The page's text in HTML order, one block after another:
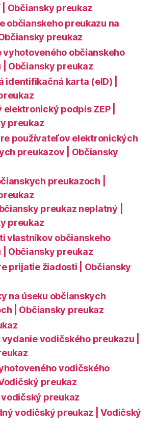
Občiansky preukaz
občianskeho preukazu na
preukaz
vyhotoveného občianskeho
| Občiansky preukaz
identifikačná karta (eID) |
podpis ZEP |
preukaz
používateľov elektronických
preukazov | Občiansky
preukazoch |
preukaz neplatný |
preukaz
vlastníkov občianskeho
| Občiansky preukaz
prijatie žiadosti | Občiansky
na úseku občianskych
| Občiansky preukaz
vodičského preukazu |
vodičského
preukaz
preukaz
vodičský preukaz | Vodičský